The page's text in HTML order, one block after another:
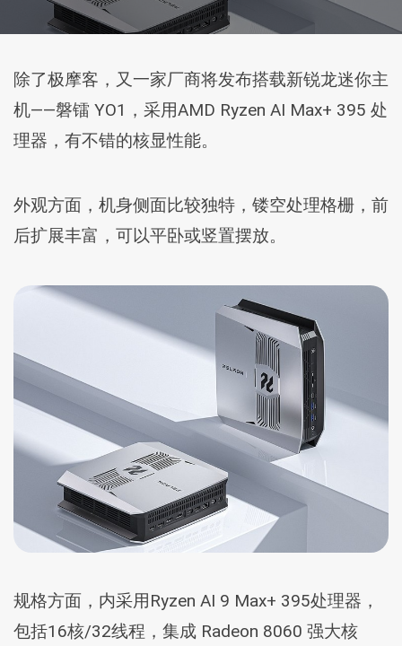
除了极摩客，又一家厂商将发布搭载新锐龙迷你主
机——磐镭 YO1，采用AMD Ryzen AI Max+ 395 处
理器，有不错的核显性能。
外观方面，机身侧面比较独特，镂空处理格栅，前
后扩展丰富，可以平卧或竖置摆放。
规格方面，内采用Ryzen AI 9 Max+ 395处理器，
包括16核/32线程，集成 Radeon 8060 强大核